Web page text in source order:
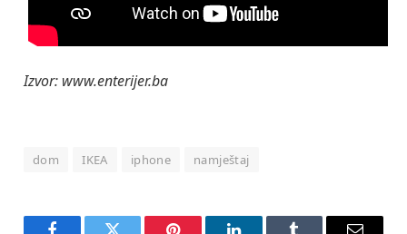
Izvor: www.enterijer.ba
dom IKEA iphone namještaj